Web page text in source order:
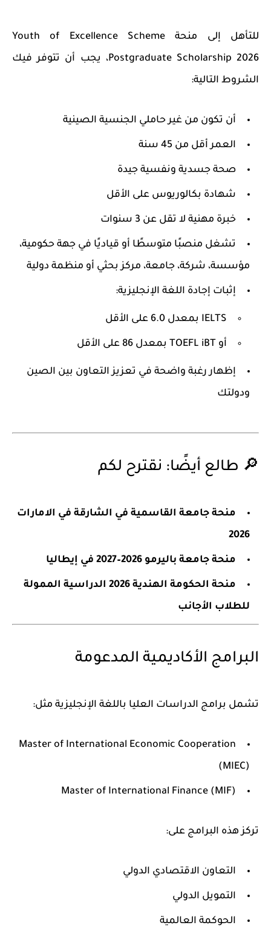
للتأهل إلى منحة Youth of Excellence Scheme
Postgraduate Scholarship 2026، يجب أن تتوفر فيك
الشروط التالية:
أن تكون من غير حاملي الجنسية الصينية
العمر أقل من 45 سنة
صحة جسدية ونفسية جيدة
شهادة بكالوريوس على الأقل
خبرة مهنية لا تقل عن 3 سنوات
تشغل منصبًا متوسطًا أو قياديًا في جهة حكومية،
مؤسسة، شركة، جامعة، مركز بحثي أو منظمة دولية
إثبات إجادة اللغة الإنجليزية:
IELTS بمعدل 6.0 على الأقل
أو TOEFL iBT بمعدل 86 على الأقل
إظهار رغبة واضحة في تعزيز التعاون بين الصين
ودولتك
🔎 طالع أيضًا: نقترح لكم
منحة جامعة القاسمية في الشارقة في الامارات
2026
منحة جامعة باليرمو 2026–2027 في إيطاليا
منحة الحكومة الهندية 2026 الدراسية الممولة
للطلاب الأجانب
البرامج الأكاديمية المدعومة
تشمل برامج الدراسات العليا باللغة الإنجليزية مثل:
Master of International Economic Cooperation
(MIEC)
Master of International Finance (MIF)
تركز هذه البرامج على:
التعاون الاقتصادي الدولي
التمويل الدولي
الحوكمة العالمية